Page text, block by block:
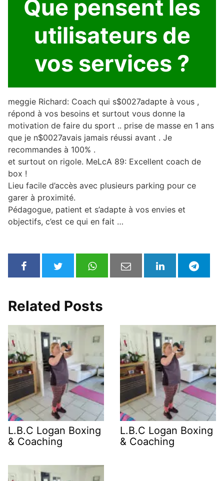
Que pensent les
utilisateurs de
vos services ?
meggie Richard: Coach qui s$0027adapte à vous ,
répond à vos besoins et surtout vous donne la
motivation de faire du sport .. prise de masse en 1 ans
que je n$0027avais jamais réussi avant . Je
recommandes à 100% .
et surtout on rigole. MeLcA 89: Excellent coach de
box !
Lieu facile d’accès avec plusieurs parking pour ce
garer à proximité.
Pédagogue, patient et s’adapte à vos envies et
objectifs, c’est ce qui en fait …
Related Posts
L.B.C Logan Boxing
& Coaching
L.B.C Logan Boxing
& Coaching